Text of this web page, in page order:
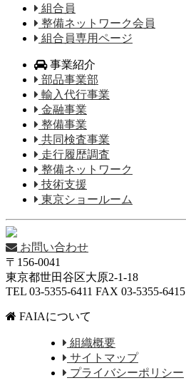
組合員
整備ネットワーク会員
組合員専用ページ
事業紹介
部品事業部
輸入代行事業
金融事業
整備事業
共同検査事業
走行履歴調査
整備ネットワーク
技術支援
東京ショールーム
お問い合わせ
〒156-0041
東京都世田谷区大原2-1-18
TEL 03-5355-6411 FAX 03-5355-6415
FAIAについて
組織概要
サイトマップ
プライバシーポリシー